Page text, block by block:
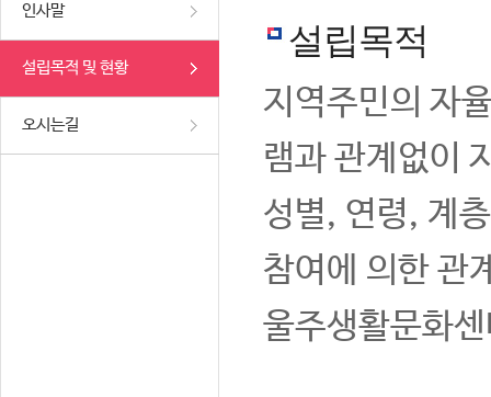
인사말
설립목적 및 현황
오시는길
설립목적
지역주민의 자
램과 관계없이
성별, 연령, 계
참여에 의한 관
울주생활문화